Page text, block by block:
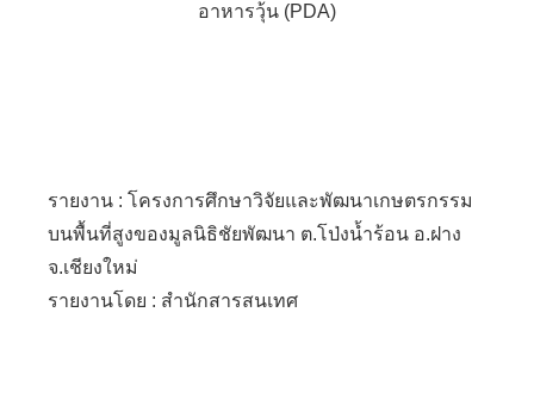
อาหารวุ้น (PDA)
รายงาน : โครงการศึกษาวิจัยและพัฒนาเกษตรกรรม
บนพื้นที่สูงของมูลนิธิชัยพัฒนา ต.โป่งน้ำร้อน อ.ฝาง
จ.เชียงใหม่
รายงานโดย : สำนักสารสนเทศ